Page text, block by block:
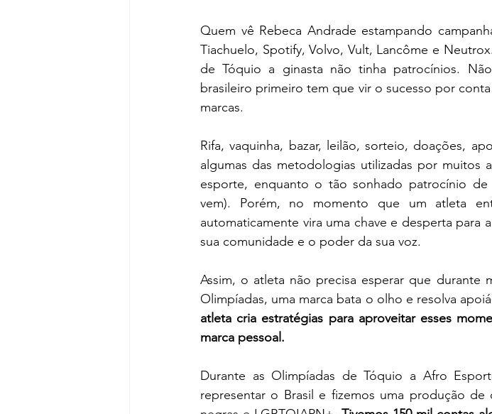
Quem vê Rebeca Andrade estampando
Tiachuelo, Spotify, Volvo, Vult, Lancôme e
de Tóquio a ginasta não tinha patrocínios.
brasileiro primeiro tem que vir o sucesso por
marcas.
Rifa, vaquinha, bazar, leilão, sorteio, doações,
algumas das metodologias utilizadas por muitos
esporte, enquanto o tão sonhado patrocínio
vem). Porém, no momento que um atleta
automaticamente vira uma chave e desperta para
sua comunidade e o poder da sua voz.
Assim, o atleta não precisa esperar que durante
Olimpíadas, uma marca bata o olho e resolva
atleta cria estratégias para aproveitar esses
marca pessoal.
Durante as Olimpíadas de Tóquio a Afro
representar o Brasil e fizemos uma produção